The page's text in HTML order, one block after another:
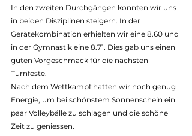
In den zweiten Durchgängen konnten wir uns
in beiden Disziplinen steigern. In der
Gerätekombination erhielten wir eine 8.60 und
in der Gymnastik eine 8.71. Dies gab uns einen
guten Vorgeschmack für die nächsten
Turnfeste.
Nach dem Wettkampf hatten wir noch genug
Energie, um bei schönstem Sonnenschein ein
paar Volleybälle zu schlagen und die schöne
Zeit zu geniessen.